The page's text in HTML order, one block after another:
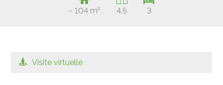
~ 104 m² 4.5 3
Visite virtuelle